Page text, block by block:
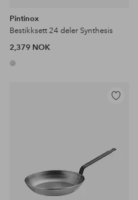
Pintinox
Bestikksett 24 deler Synthesis
2,379 NOK
Legg